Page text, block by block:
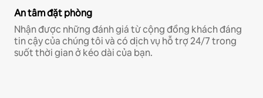
An tâm đặt phòng
Nhận được những đánh giá từ cộng đồng khách đáng
tin cậy của chúng tôi và có dịch vụ hỗ trợ 24/7 trong
suốt thời gian ở kéo dài của bạn.